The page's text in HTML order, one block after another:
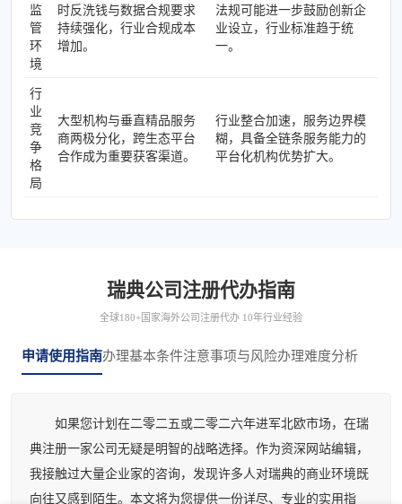
监
管
环
境
时反洗钱与数据合规要求
持续强化，行业合规成本
增加。
法规可能进一步鼓励创新企
业设立，行业标准趋于统
一。
行
业
竞
争
格
局
大型机构与垂直精品服务
商两极分化，跨生态平台
合作成为重要获客渠道。
行业整合加速，服务边界模
糊，具备全链条服务能力的
平台化机构优势扩大。
瑞典公司注册代办指南
全球180+国家海外公司注册代办 10年行业经验
申请使用指南办理基本条件注意事项与风险办理难度分析
如果您计划在二零二五或二零二六年进军北欧市场，在瑞
典注册一家公司无疑是明智的战略选择。作为资深网站编辑，
我接触过大量企业家的咨询，发现许多人对瑞典的商业环境既
向往又感到陌生。本文将为您提供一份详尽、专业的实用指